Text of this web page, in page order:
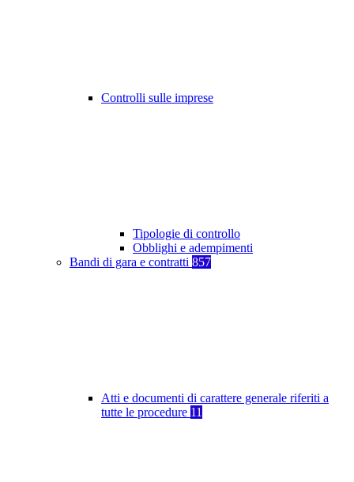
Controlli sulle imprese
Tipologie di controllo
Obblighi e adempimenti
Bandi di gara e contratti 857
Atti e documenti di carattere generale riferiti a
tutte le procedure 11